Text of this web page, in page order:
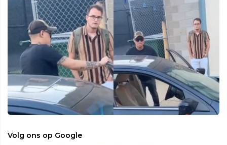
Volg ons op Google